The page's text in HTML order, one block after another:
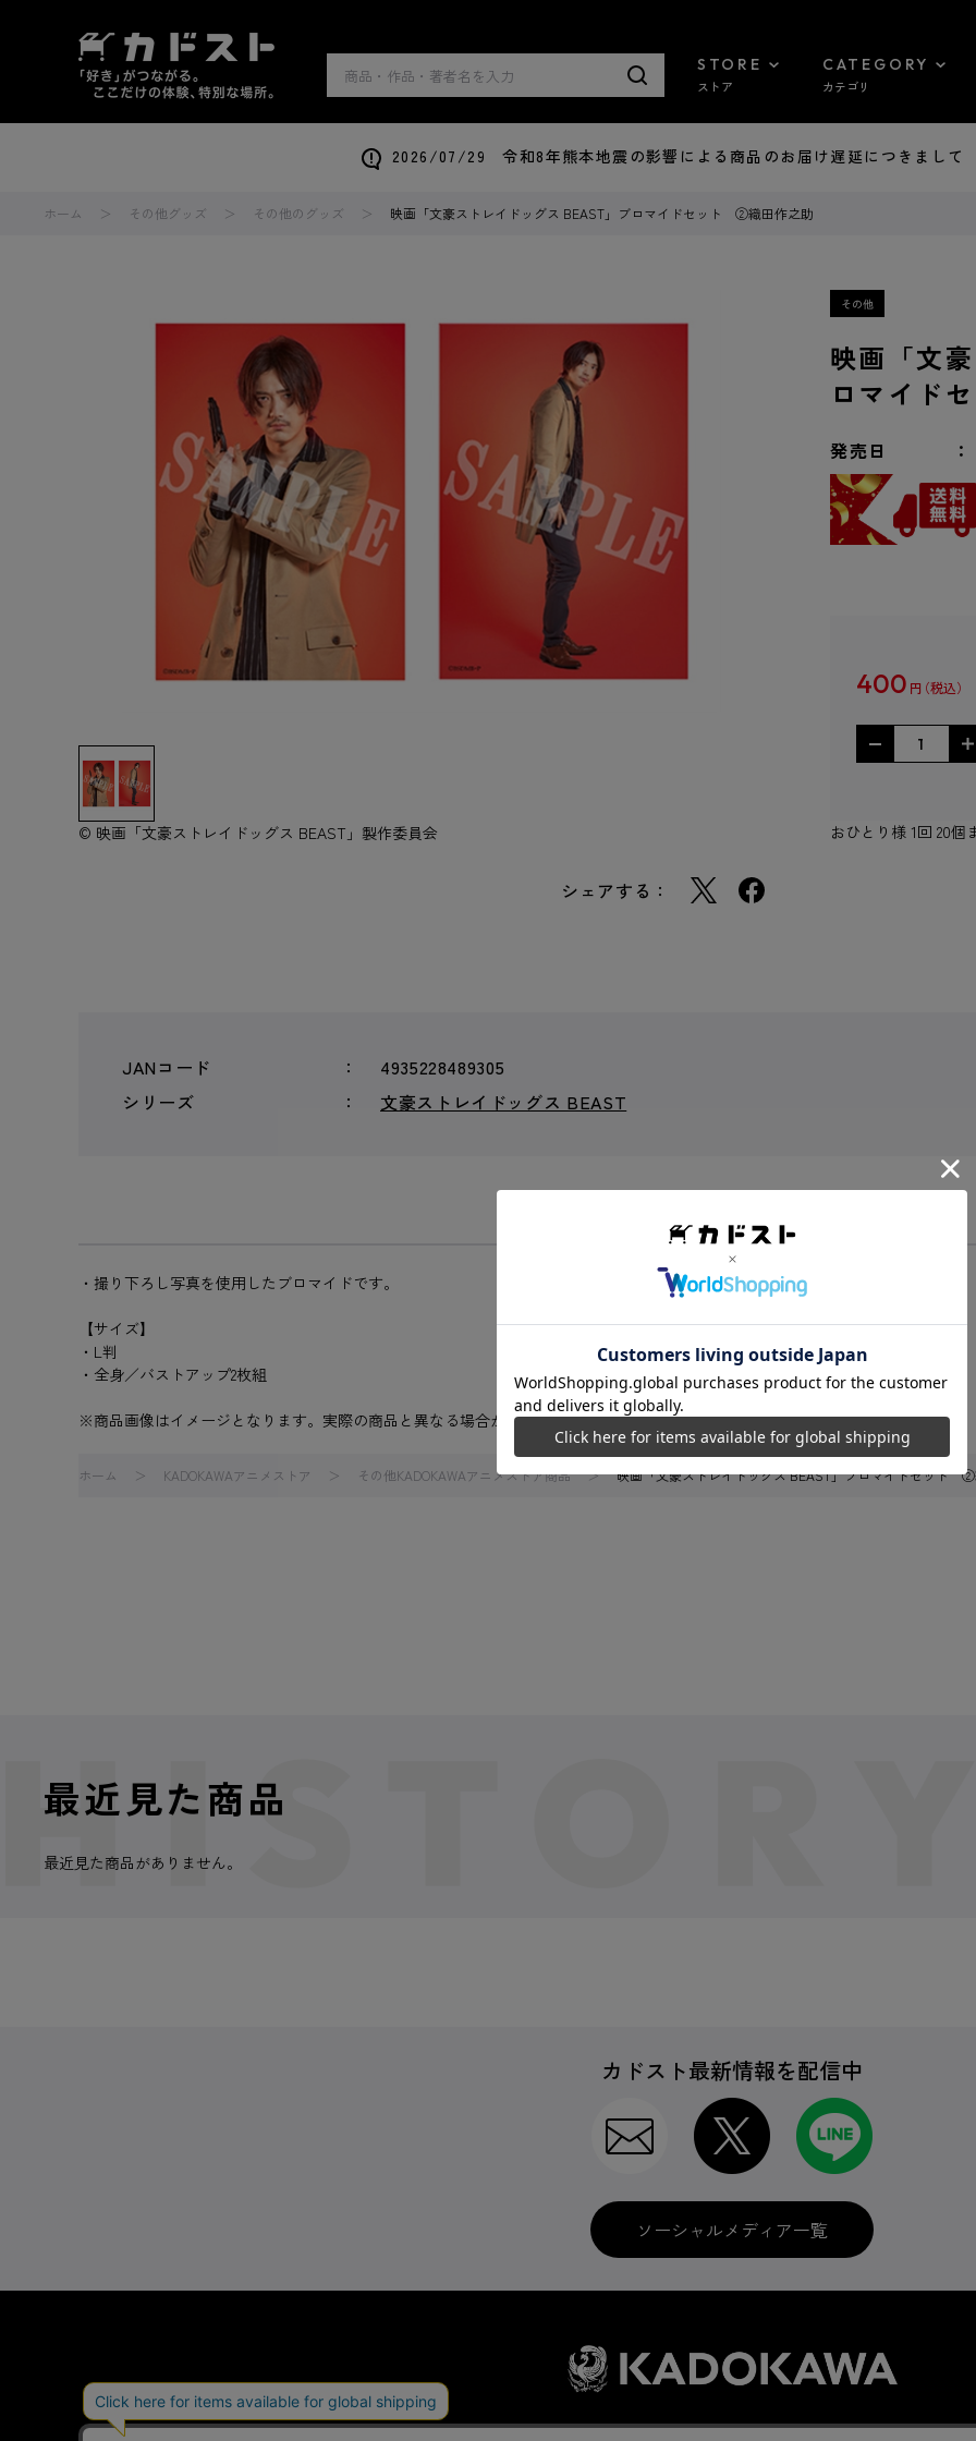
STORE
ストア
CATEGORY
カテゴリ
2026/07/29 令和8年熊本地震の影響による商品のお届け遅延につきまして
ホーム その他グッズ その他のグッズ 映画「文豪ストレイドッグス BEAST」ブロマイドセット ②織田作之助
© 映画「文豪ストレイドッグス BEAST」製作委員会
シェアする：
映画「文
ロマイド
発売日
400 円
おひとり様 1回 20個
JANコード
4935228489305
シリーズ
文豪ストレイドッグス BEAST
・撮り下ろし写真を使用したブロマイドです。
【サイズ】
・L判
・全身／バストアップ2枚組
※商品画像はイメージとなります。実際の商品と異なる場合があります。
ホーム KADOKAWAアニメストア その他KADOKAWAアニメストア商品 映画「文豪ストレイドッグス BEAST」ブロマイドセット
最近見た商品
最近見た商品がありません。
カドスト最新情報を配信中
ソーシャルメディア一覧